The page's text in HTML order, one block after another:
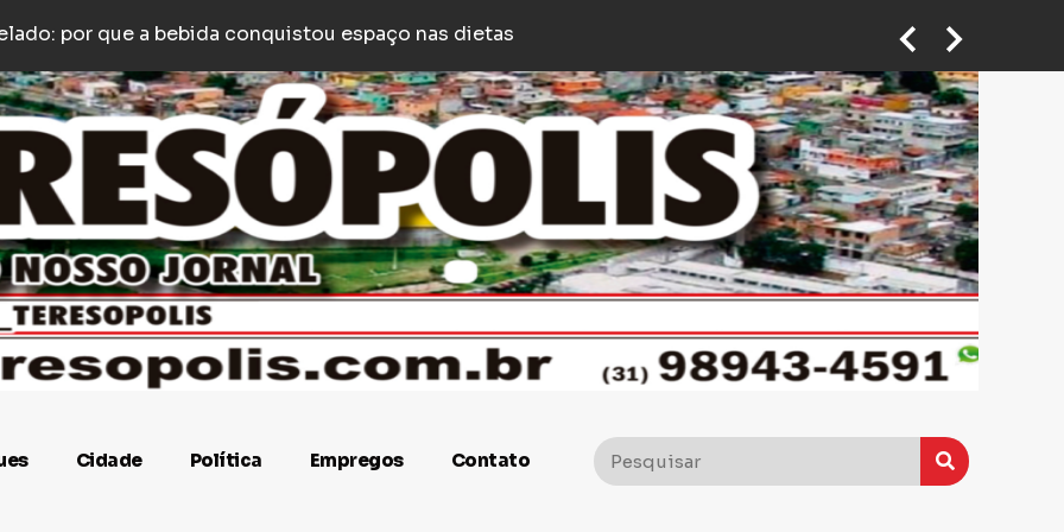
é agredido com socos e empurrões após estacionar em ponto de taxi em BH
Cidade Política Empregos Contato